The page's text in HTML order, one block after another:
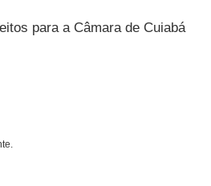
para a Câmara de Cuiabá